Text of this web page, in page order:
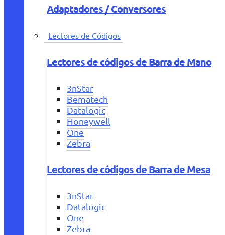
Adaptadores / Conversores
Lectores de Códigos
Lectores de códigos de Barra de Mano
3nStar
Bematech
Datalogic
Honeywell
One
Zebra
Lectores de códigos de Barra de Mesa
3nStar
Datalogic
One
Zebra